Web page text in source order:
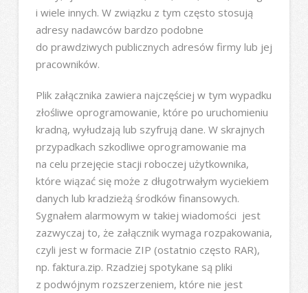
i wiele innych. W związku z tym często stosują
adresy nadawców bardzo podobne
do prawdziwych publicznych adresów firmy lub jej
pracowników.
Plik załącznika zawiera najczęściej w tym wypadku
złośliwe oprogramowanie, które po uruchomieniu
kradną, wyłudzają lub szyfrują dane. W skrajnych
przypadkach szkodliwe oprogramowanie ma
na celu przejęcie stacji roboczej użytkownika,
które wiązać się może z długotrwałym wyciekiem
danych lub kradzieżą środków finansowych.
Sygnałem alarmowym w takiej wiadomości jest
zazwyczaj to, że załącznik wymaga rozpakowania,
czyli jest w formacie ZIP (ostatnio często RAR),
np. faktura.zip. Rzadziej spotykane są pliki
z podwójnym rozszerzeniem, które nie jest